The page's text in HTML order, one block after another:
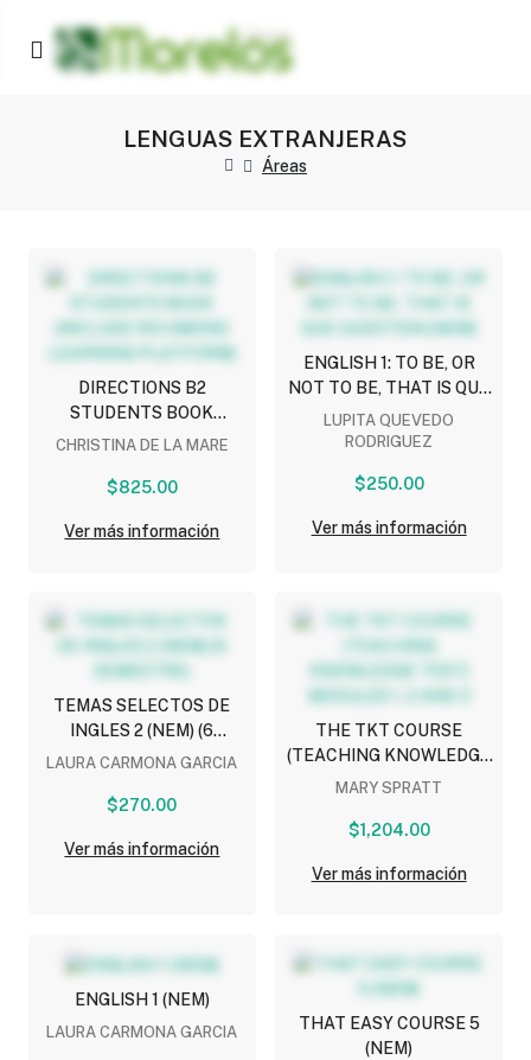
LENGUAS EXTRANJERAS
Áreas
DIRECTIONS B2
STUDENTS BOOK
(INCLUDE RICHMOND
CHRISTINA DE LA MARE
$825.00
Ver más información
ENGLISH 1: TO BE, OR
NOT TO BE, THAT IS QUE
QUESTION (NEM)
LUPITA QUEVEDO
RODRIGUEZ
$250.00
Ver más información
TEMAS SELECTOS DE
INGLES 2 (NEM) (6
SEMESTRE)
LAURA CARMONA GARCIA
$270.00
Ver más información
THE TKT COURSE
(TEACHING KNOWLEDGE
TEST) MODULES 1, 2 AND
MARY SPRATT
$1,204.00
Ver más información
ENGLISH 1 (NEM)
LAURA CARMONA GARCIA
THAT EASY COURSE 5
(NEM)